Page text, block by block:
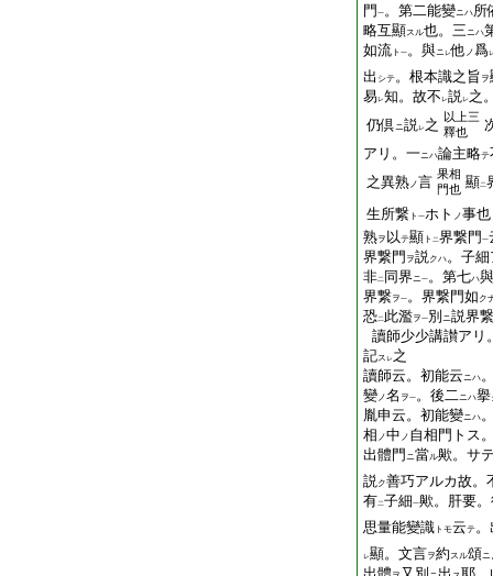
門 一。第二能變ニハ所
略互顯スル也。三ニハ
如流 ト 一。與ニレ他 ノ爲
出 シテ。根本識之旨 ヲ
易レ知。故不 レ説レ之
仍倶ニ説レ之 以上三
釋也
アリ。一ニハ論主略テ
之異熟ノ言 果相
門也 顯二
生所繋 ト 一ホト ノ事也
熟ヲ 以テ顯 ト 二界繋門 一
界繋門 ヲ説クハ。子
非二 同界ニ一。第七ハ與
界繋ヲ一。界繋門如 ク
恐二 此濫ヲ一別 ニ説界繋
讀師少少講讃アリ
記ス レ之
讀師云。初能云ニハ
變ノ名 ヲ一。後二ニハ擧
胤申云。初能變ニハ
相 ノ中 ノ 自相門トス
出體門 ニ當ル歟。サ
説ク善巧アルカ故。
有二子細一歟。肝要
思量能變識 トモ云テ
レ顯。文言ヲ約 スル頌ニ